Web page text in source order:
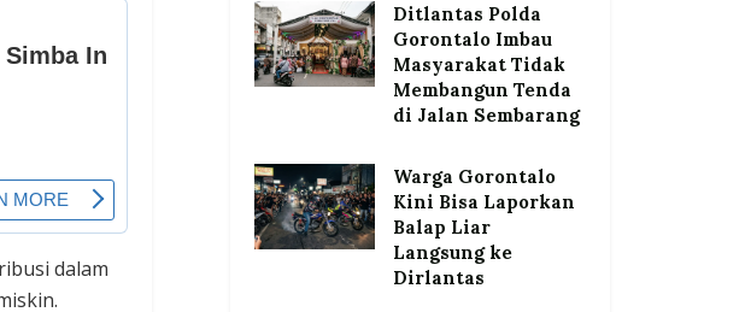
dalam
Ditlantas Polda
Gorontalo Imbau
Masyarakat Tidak
Membangun Tenda
di Jalan Sembarang
Warga Gorontalo
Kini Bisa Laporkan
Balap Liar
Langsung ke
Dirlantas